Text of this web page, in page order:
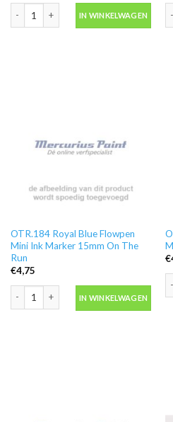
IN WINKELWAGEN
OTR.184 Royal Blue Flowpen
Mini Ink Marker 15mm On The
Run
€4,75
OTR.184 Royal Blue Flowpen Mini Ink
IN WINKELWAGEN
€